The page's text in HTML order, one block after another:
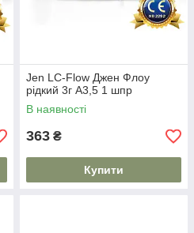
Jen LC-Flow Джен Флоу
рідкий 3г А3,5 1 шпр
В наявності
363 ₴
Купити